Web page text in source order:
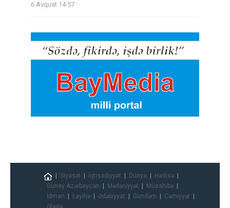
6 Avqust 14:57
Siyasət İqtisadiyyat Dünya
Hadisə
Güney Azərbaycan
Mədəniyyət
Müsahibə
İdman
Layihə Ədəbiyyat Gündəm
Cəmiyyət